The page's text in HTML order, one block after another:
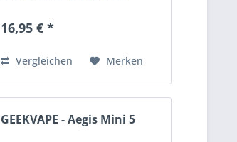
Tankvolumen: 3,0 ml Airflow
113,8 mm x...
16,95 € *
Vergleichen Merken
GEEKVAPE - Aegis Mini 5